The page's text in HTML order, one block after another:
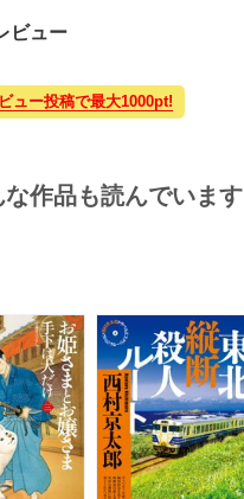
ビュー
ュー投稿で最大1000pt!
作品も読んでいます